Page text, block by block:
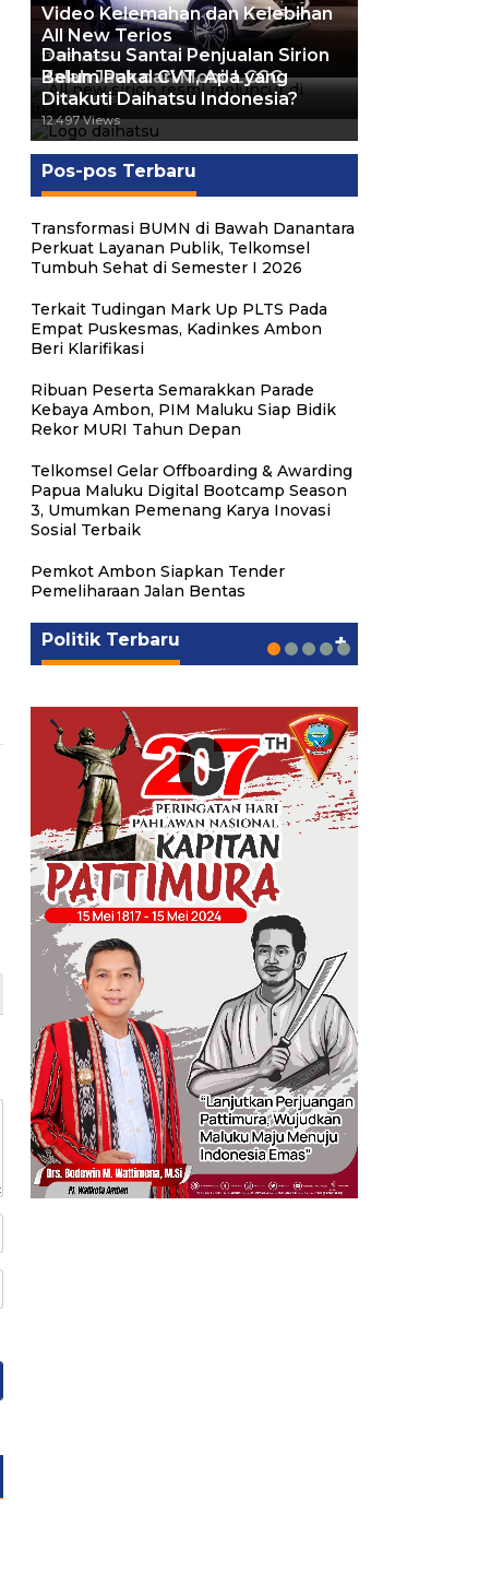
Video Kelemahan dan Kelebihan
All New Terios
13.418 Views
Daihatsu Santai Penjualan Sirion
Kalah Jauh dari Mobil LCGC
12.557 Views
Belum Pakai CVT, Apa yang
Ditakuti Daihatsu Indonesia?
12.497 Views
Pos-pos Terbaru
Transformasi BUMN di Bawah Danantara
Perkuat Layanan Publik, Telkomsel
Tumbuh Sehat di Semester I 2026
Terkait Tudingan Mark Up PLTS Pada
Empat Puskesmas, Kadinkes Ambon
Beri Klarifikasi
Ribuan Peserta Semarakkan Parade
Kebaya Ambon, PIM Maluku Siap Bidik
Rekor MURI Tahun Depan
Telkomsel Gelar Offboarding & Awarding
Papua Maluku Digital Bootcamp Season
3, Umumkan Pemenang Karya Inovasi
Sosial Terbaik
Pemkot Ambon Siapkan Tender
Pemeliharaan Jalan Bentas
Politik Terbaru +
Michael Wattimena : Blok
Masela Mulai Bergerak di Era
Politik | Juni 24, 2026
Hukum ESDM, Michael
Wattimena Perkuat Sinergi
Politik | Juni 24, 2026
Ratusan Warga Nikmati
Pelayanan Sosial dan
Politik | Mei 17, 2026
PKS Targetkan Peningkatan
Kursi Legislatif dan Kepala
Politik | Agustus 24, 2025
Gubernur Maluku Harap PKS
Terus Bertransformasi dalam
Politik | Agustus 24, 2025